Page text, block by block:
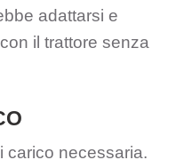
adattarsi e
il trattore senza
carico necessaria.